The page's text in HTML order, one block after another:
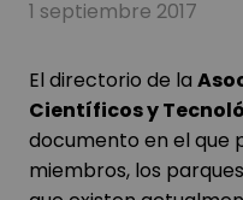
1 septiembre 2017
El directorio de la
Científicos y
documento en el que
miembros, los